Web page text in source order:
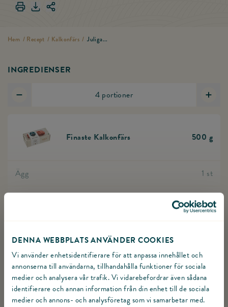
DENNA WEBBPLATS ANVÄNDER COOKIES
Vi använder enhetsidentifierare för att anpassa innehållet och
annonserna till användarna, tillhandahålla funktioner för sociala
medier och analysera vår trafik. Vi vidarebefordrar även sådana
identifierare och annan information från din enhet till de sociala
medier och annons- och analysföretag som vi samarbetar med.
Skriv ut Juliga kalkonkött­bullar
Ladda ner Juliga kalkonkött­bullar
Dela länken för Juliga kalkonkött­bullar
Hem / Recept / Kalkonfärs / Juliga...
INGREDIENSER
4 portioner
Finaste Kalkonfärs 500 g
Gå till produkten Finaste Kalkonfärs
Ägg 1 st
0,5 dl
Smör msk
Kryddpeppar 1tsk
Spiskummin 1tsk
TILLAGNING
Växla
Växla Blanda färs, ägg och ströbröd i en bunke. Hacka lök
Blanda färs, ägg och ströbröd i en bunke. Hacka lök
fint och bryn i lite smör. Pressa i vitlök. Blanda lök,
kryddor och persilja tillsammans med kalkonfärsen.